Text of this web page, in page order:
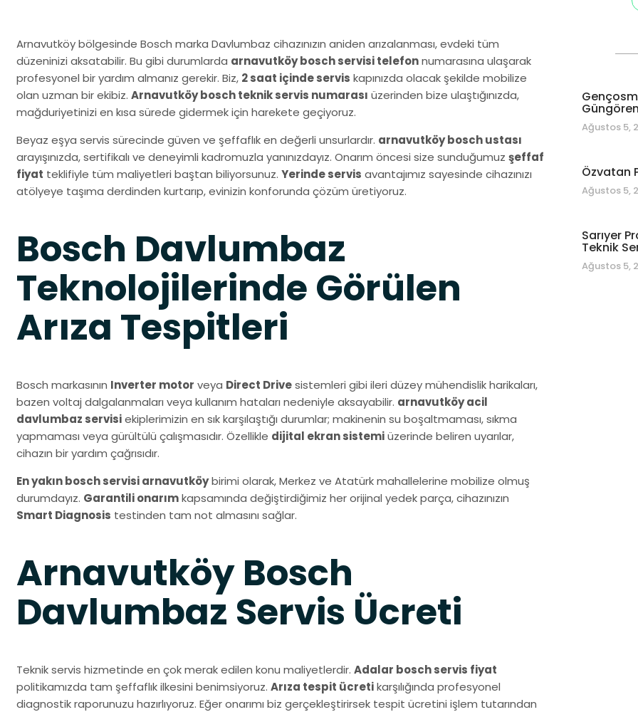
Arnavutköy bölgesinde Bosch marka Davlumbaz cihazınızın aniden arızalanması, evdeki tüm
düzeninizi aksatabilir. Bu gibi durumlarda arnavutköy bosch servisi telefonnumarasına ulaşarak
profesyonel bir yardım almanız gerekir. Biz, 2 saat içinde servis kapınızda olacak şekilde mobilize
olan uzman bir ekibiz. Arnavutköy bosch teknik servis numarası üzerinden bize ulaştığınızda,
mağduriyetinizi en kısa sürede gidermek için harekete geçiyoruz.
Beyaz eşya servis sürecinde güven ve şeffaflık en değerli unsurlardır. arnavutköy bosch ustası
arayışınızda, sertifikalı ve deneyimli kadromuzla yanınızdayız. Onarım öncesi size sunduğumuz şeffaf
fiyat teklifiyle tüm maliyetleri baştan biliyorsunuz. Yerinde servis avantajımız sayesinde cihazınızı
atölyeye taşıma derdinden kurtarıp, evinizin konforunda çözüm üretiyoruz.
Bosch Davlumbaz
Teknolojilerinde Görülen
Arıza Tespitleri
Bosch markasının Inverter motor veya Direct Drivesistemleri gibi ileri düzey mühendislik harikaları,
bazen voltaj dalgalanmaları veya kullanım hataları nedeniyle aksayabilir. arnavutköy acil
davlumbaz servisiekiplerimizin en sık karşılaştığı durumlar; makinenin su boşaltmaması, sıkma
yapmaması veya gürültülü çalışmasıdır. Özellikle dijital ekran sistemiüzerinde beliren uyarılar,
cihazın bir yardım çağrısıdır.
En yakın bosch servisi arnavutköybirimi olarak, Merkez ve Atatürk mahallelerine mobilize olmuş
durumdayız. Garantili onarımkapsamında değiştirdiğimiz her orijinal yedek parça, cihazınızın
Smart Diagnosis testinden tam not almasını sağlar.
Arnavutköy Bosch
Davlumbaz Servis Ücreti
Teknik servis hizmetinde en çok merak edilen konu maliyetlerdir. Adalar bosch servis fiyat
politikamızda tam şeffaflık ilkesini benimsiyoruz. Arıza tespit ücretikarşılığında profesyonel
diagnostik raporunuzu hazırlıyoruz. Eğer onarımı biz gerçekleştirirsek tespit ücretini işlem tutarından
Ağustos 5,
Özvatan
Ağustos 5,
Sarıyer
Teknik
Ağustos 5,